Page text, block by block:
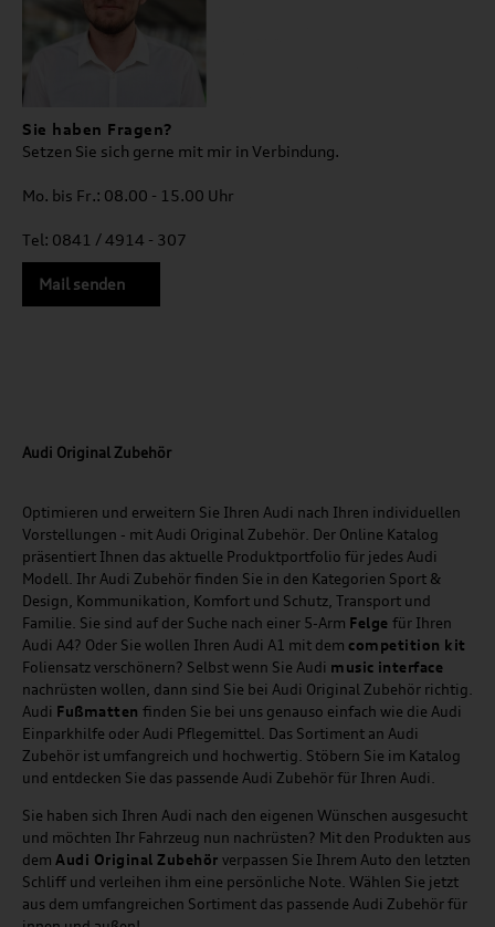
Sie haben Fragen?
Setzen Sie sich gerne mit mir in Verbindung.
Mo. bis Fr.: 08.00 - 15.00 Uhr
Tel: 0841 / 4914 - 307
Mail senden
Audi Original Zubehör
Optimieren und erweitern Sie Ihren Audi nach Ihren individuellen
Vorstellungen - mit Audi Original Zubehör. Der Online Katalog
präsentiert Ihnen das aktuelle Produktportfolio für jedes Audi
Modell. Ihr Audi Zubehör finden Sie in den Kategorien Sport &
Design, Kommunikation, Komfort und Schutz, Transport und
Familie. Sie sind auf der Suche nach einer 5-Arm Felge für Ihren
Audi A4? Oder Sie wollen Ihren Audi A1 mit dem competition kit
Foliensatz verschönern? Selbst wenn Sie Audi music interface
nachrüsten wollen, dann sind Sie bei Audi Original Zubehör richtig.
Audi Fußmatten finden Sie bei uns genauso einfach wie die Audi
Einparkhilfe oder Audi Pflegemittel. Das Sortiment an Audi
Zubehör ist umfangreich und hochwertig. Stöbern Sie im Katalog
und entdecken Sie das passende Audi Zubehör für Ihren Audi.
Sie haben sich Ihren Audi nach den eigenen Wünschen ausgesucht
und möchten Ihr Fahrzeug nun nachrüsten? Mit den Produkten aus
dem Audi Original Zubehör verpassen Sie Ihrem Auto den letzten
Schliff und verleihen ihm eine persönliche Note. Wählen Sie jetzt
aus dem umfangreichen Sortiment das passende Audi Zubehör für